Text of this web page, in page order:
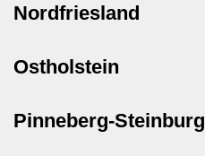
Nordfriesland
Ostholstein
Pinneberg-Steinburg